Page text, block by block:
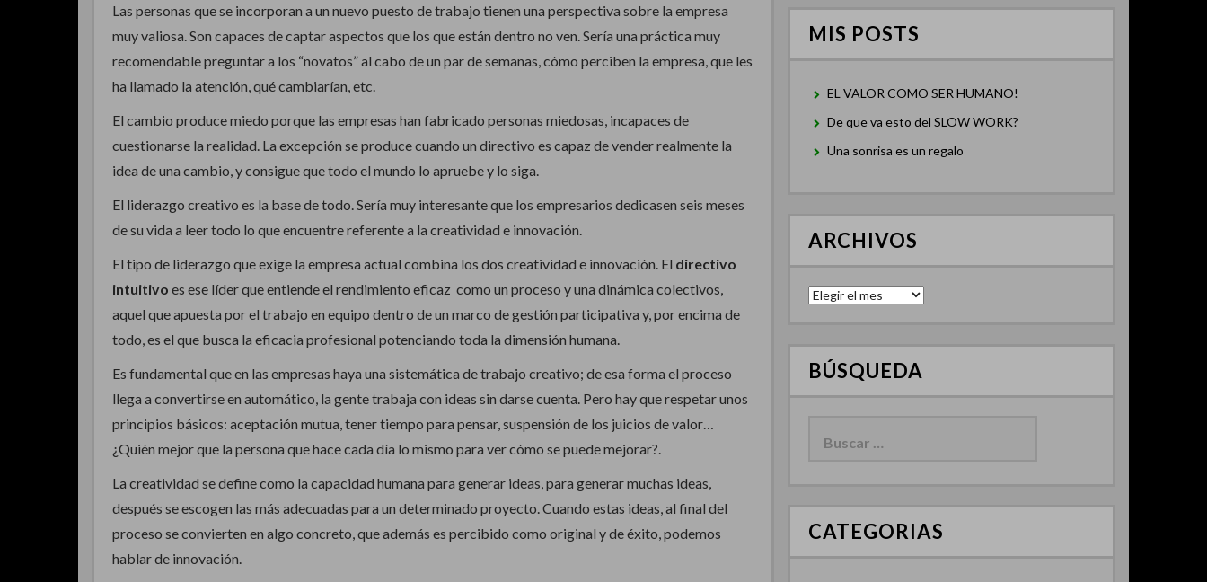
Las personas que se incorporan a un nuevo puesto de trabajo tienen una perspectiva sobre la empresa
muy valiosa. Son capaces de captar aspectos que los que están dentro no ven. Sería una práctica muy
recomendable preguntar a los “novatos” al cabo de un par de semanas, cómo perciben la empresa, que les
ha llamado la atención, qué cambiarían, etc.
El cambio produce miedo porque las empresas han fabricado personas miedosas, incapaces de
cuestionarse la realidad. La excepción se produce cuando un directivo es capaz de vender realmente la
idea de una cambio, y consigue que todo el mundo lo apruebe y lo siga.
El liderazgo creativo es la base de todo. Sería muy interesante que los empresarios dedicasen seis meses
de su vida a leer todo lo que encuentre referente a la creatividad e innovación.
El tipo de liderazgo que exige la empresa actual combina los dos creatividad e innovación. El directivo
intuitivo es ese líder que entiende el rendimiento eficaz como un proceso y una dinámica colectivos,
aquel que apuesta por el trabajo en equipo dentro de un marco de gestión participativa y, por encima de
todo, es el que busca la eficacia profesional potenciando toda la dimensión humana.
Es fundamental que en las empresas haya una sistemática de trabajo creativo; de esa forma el proceso
llega a convertirse en automático, la gente trabaja con ideas sin darse cuenta. Pero hay que respetar unos
principios básicos: aceptación mutua, tener tiempo para pensar, suspensión de los juicios de valor…
¿Quién mejor que la persona que hace cada día lo mismo para ver cómo se puede mejorar?.
La creatividad se define como la capacidad humana para generar ideas, para generar muchas ideas,
después se escogen las más adecuadas para un determinado proyecto. Cuando estas ideas, al final del
proceso se convierten en algo concreto, que además es percibido como original y de éxito, podemos
hablar de innovación.
MIS POSTS
EL VALOR COMO SER HUMANO!
De que va esto del SLOW WORK?
Una sonrisa es un regalo
ARCHIVOS
Archivos
BÚSQUEDA
CATEGORIAS